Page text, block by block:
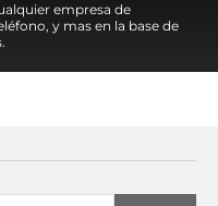
empresa de
y mas en la base de